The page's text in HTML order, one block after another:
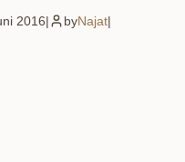
2016| byNajat|